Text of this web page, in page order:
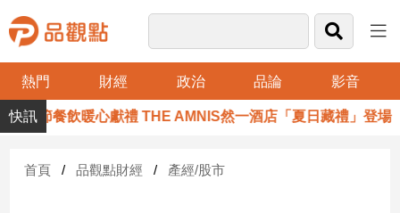
熱門 財經 政治 品論 影音
品
觀
財
餐飲暖心獻禮 THE AMNIS然一酒店「夏日藏禮」登場
首頁 品觀點財經 產經/股市